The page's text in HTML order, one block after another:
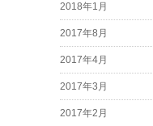
2018年1月
2017年8月
2017年4月
2017年3月
2017年2月